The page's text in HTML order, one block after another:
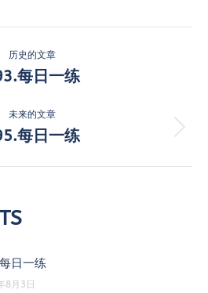
历史的文章
历
的
文
章：
每日一练
未来的文章
未
的
每日一练
日一练
8月3日